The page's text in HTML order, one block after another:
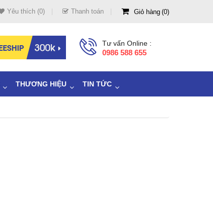
Yêu thích (0) Thanh toán Giỏ hàng 0
Tư vấn Online :
0986 588 655
THƯƠNG HIỆU TIN TỨC